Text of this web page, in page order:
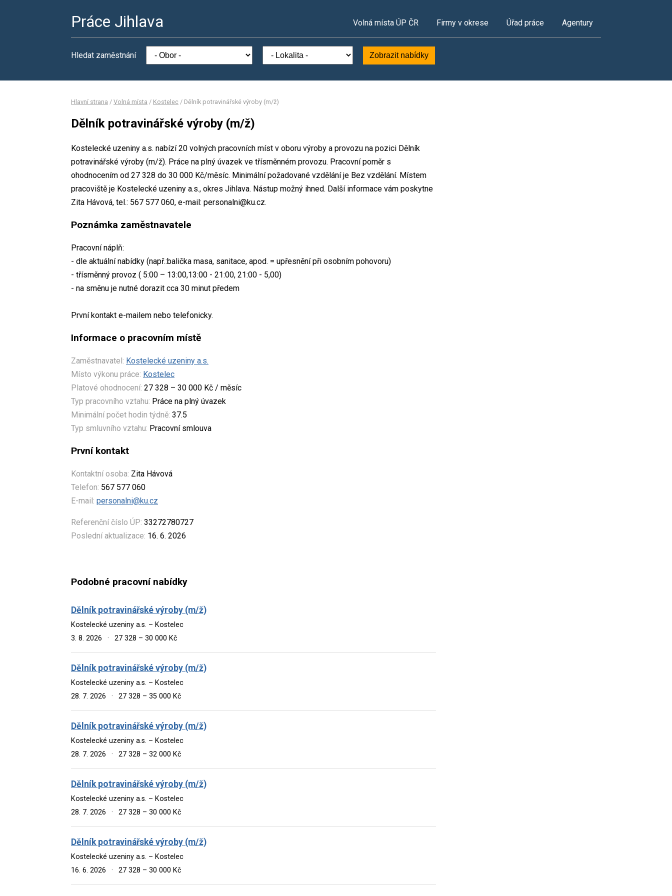
Práce Jihlava Volná místa ÚP ČR Firmy v okrese Úřad práce Agentury
Hledat zaměstnání Zobrazit nabídky
Hlavní strana / Volná místa / Kostelec / Dělník potravinářské výroby (m/ž)
Dělník potravinářské výroby (m/ž)
Kostelecké uzeniny a.s. nabízí 20 volných pracovních míst v oboru výroby a provozu na pozici Dělník
potravinářské výroby (m/ž). Práce na plný úvazek ve třísměnném provozu. Pracovní poměr s
ohodnocením od 27 328 do 30 000 Kč/měsíc. Minimální požadované vzdělání je Bez vzdělání. Místem
pracoviště je Kostelecké uzeniny a.s., okres Jihlava. Nástup možný ihned. Další informace vám poskytne
Zita Hávová, tel.: 567 577 060, e-mail: personalni@ku.cz.
Poznámka zaměstnavatele
Pracovní náplň:
- dle aktuální nabídky (např.:balička masa, sanitace, apod. = upřesnění při osobním pohovoru)
- třísměnný provoz ( 5:00 – 13:00,13:00 - 21:00, 21:00 - 5,00)
- na směnu je nutné dorazit cca 30 minut předem
První kontakt e-mailem nebo telefonicky.
Informace o pracovním místě
Zaměstnavatel: Kostelecké uzeniny a.s.
Místo výkonu práce: Kostelec
Platové ohodnocení: 27 328 – 30 000 Kč / měsíc
Typ pracovního vztahu: Práce na plný úvazek
Minimální počet hodin týdně: 37.5
Typ smluvního vztahu: Pracovní smlouva
První kontakt
Kontaktní osoba: Zita Hávová
Telefon: 567 577 060
E-mail: personalni@ku.cz
Referenční číslo ÚP: 33272780727
Poslední aktualizace: 16. 6. 2026
Podobné pracovní nabídky
Dělník potravinářské výroby (m/ž)
Kostelecké uzeniny a.s. – Kostelec
3. 8. 2026
· 27 328 – 30 000 Kč
Dělník potravinářské výroby (m/ž)
Kostelecké uzeniny a.s. – Kostelec
28. 7. 2026
· 27 328 – 35 000 Kč
Dělník potravinářské výroby (m/ž)
Kostelecké uzeniny a.s. – Kostelec
28. 7. 2026
· 27 328 – 32 000 Kč
Dělník potravinářské výroby (m/ž)
Kostelecké uzeniny a.s. – Kostelec
28. 7. 2026
· 27 328 – 30 000 Kč
Dělník potravinářské výroby (m/ž)
Kostelecké uzeniny a.s. – Kostelec
16. 6. 2026
· 27 328 – 30 000 Kč